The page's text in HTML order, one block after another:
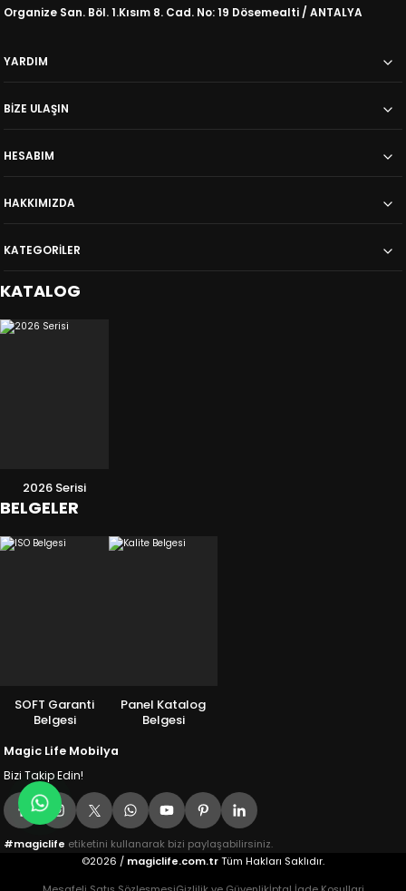
Organize San. Böl. 1.Kısım 8. Cad. No: 19 Dösemealti / ANTALYA
YARDIM
BİZE ULAŞIN
HESABIM
HAKKIMIZDA
KATEGORİLER
KATALOG
2026 Serisi
BELGELER
SOFT Garanti
Belgesi
Panel Katalog
Belgesi
Magic Life Mobilya
Bizi Takip Edin!
#magiclife etiketini kullanarak bizi paylaşabilirsiniz.
©2026 / magiclife.com.trTüm Hakları Saklıdır.